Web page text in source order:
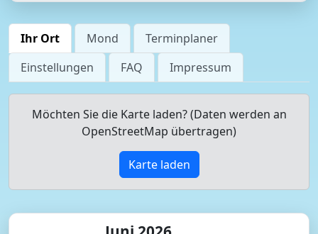
Ihr Ort Mond
Terminplaner
Einstellungen
FAQ Impressum
Möchten Sie die Karte laden? (Daten werden an
OpenStreetMap übertragen)
Karte laden